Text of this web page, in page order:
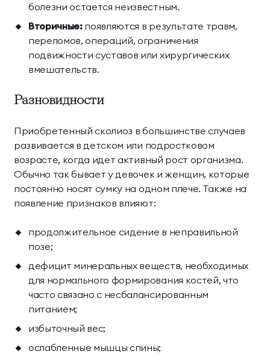
болезни остается неизвестным.
Вторичные:появляются в результате травм,
переломов, операций, ограничения
подвижности суставов или хирургических
вмешательств.
Разновидности
Приобретенный сколиоз в большинстве случаев
развивается в детском или подростковом
возрасте, когда идет активный рост организма.
Обычно так бывает у девочек и женщин, которые
постоянно носят сумку на одном плече. Также на
появление признаков влияют:
продолжительное сидение в неправильной
позе;
дефицит минеральных веществ, необходимых
для нормального формирования костей, что
часто связано с несбалансированным
питанием;
избыточный вес;
ослабленные мышцы спины;